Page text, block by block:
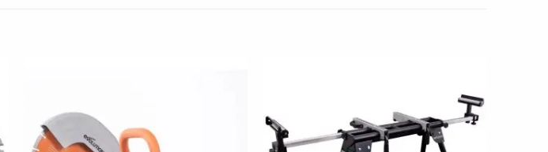
Toevoegen
wenslijst